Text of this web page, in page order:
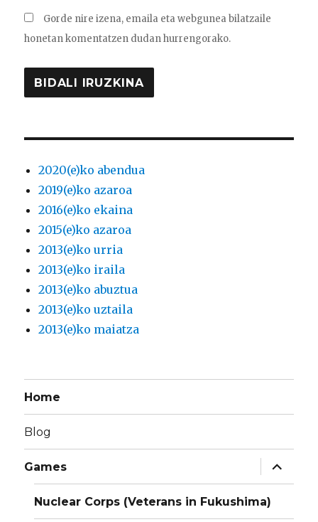
Gorde nire izena, emaila eta webgunea bilatzaile
honetan komentatzen dudan hurrengorako.
2020(e)ko abendua
2019(e)ko azaroa
2016(e)ko ekaina
2015(e)ko azaroa
2013(e)ko urria
2013(e)ko iraila
2013(e)ko abuztua
2013(e)ko uztaila
2013(e)ko maiatza
Home
Blog
Games
Haurren
menua
zabaldu
Nuclear Corps (Veterans in Fukushima)